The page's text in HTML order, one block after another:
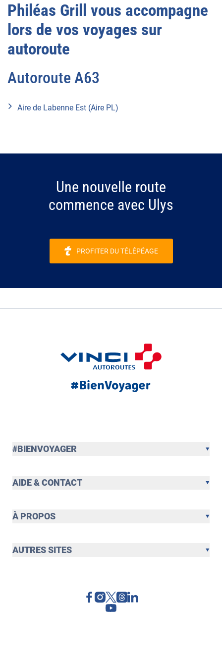
Philéas Grill vous accompagne
lors de vos voyages sur
autoroute
Autoroute A63
Aire de Labenne Est (Aire PL)
Une nouvelle route
commence avec Ulys
PROFITER DU TÉLÉPÉAGE
#BIENVOYAGER
AIDE & CONTACT
À PROPOS
AUTRES SITES